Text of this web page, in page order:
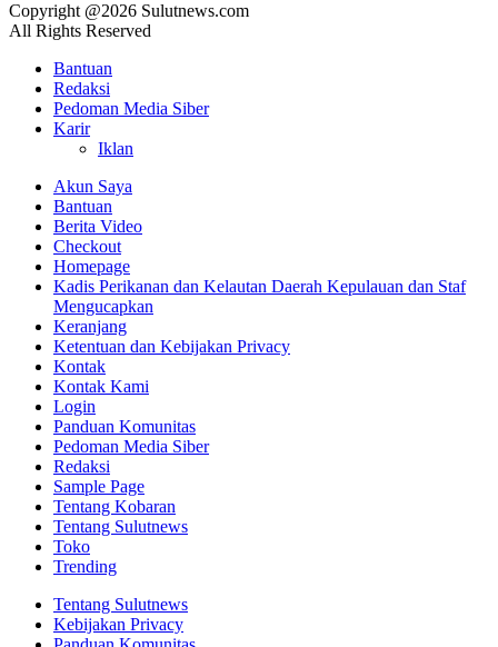
Copyright @2026 Sulutnews.com
All Rights Reserved
Bantuan
Redaksi
Pedoman Media Siber
Karir
Iklan
Akun Saya
Bantuan
Berita Video
Checkout
Homepage
Kadis Perikanan dan Kelautan Daerah Kepulauan dan Staf
Mengucapkan
Keranjang
Ketentuan dan Kebijakan Privacy
Kontak
Kontak Kami
Login
Panduan Komunitas
Pedoman Media Siber
Redaksi
Sample Page
Tentang Kobaran
Tentang Sulutnews
Toko
Trending
Tentang Sulutnews
Kebijakan Privacy